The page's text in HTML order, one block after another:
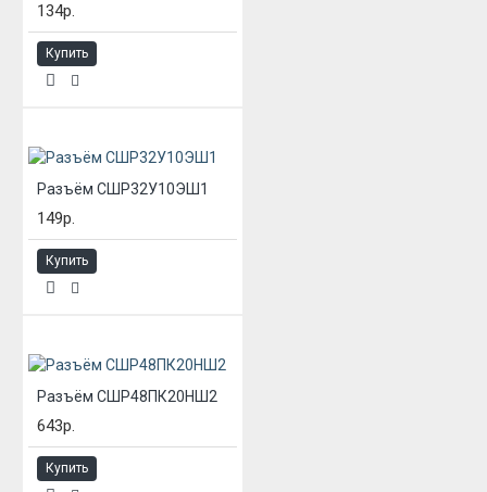
134р.
Купить
Разъём СШР32У10ЭШ1
149р.
Купить
Разъём СШР48ПК20НШ2
643р.
Купить